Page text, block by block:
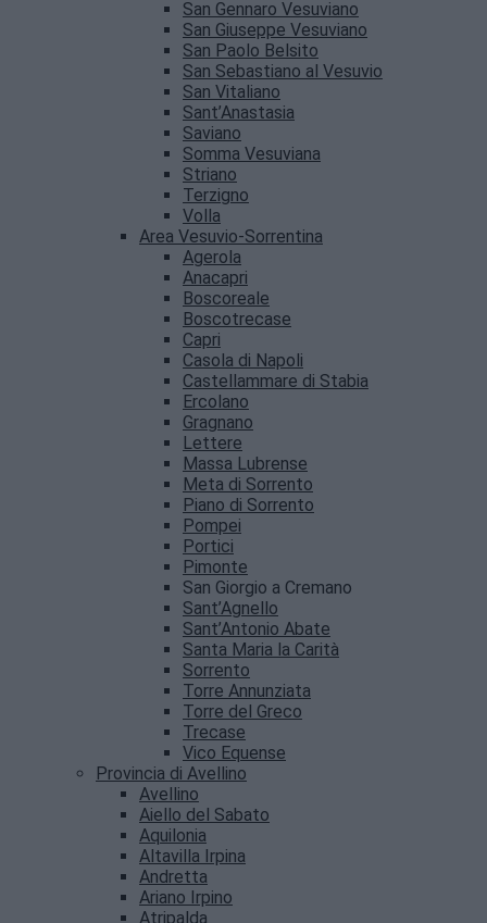
San Gennaro Vesuviano
San Giuseppe Vesuviano
San Paolo Belsito
San Sebastiano al Vesuvio
San Vitaliano
Sant’Anastasia
Saviano
Somma Vesuviana
Striano
Terzigno
Volla
Area Vesuvio-Sorrentina
Agerola
Anacapri
Boscoreale
Boscotrecase
Capri
Casola di Napoli
Castellammare di Stabia
Ercolano
Gragnano
Lettere
Massa Lubrense
Meta di Sorrento
Piano di Sorrento
Pompei
Portici
Pimonte
San Giorgio a Cremano
Sant’Agnello
Sant’Antonio Abate
Santa Maria la Carità
Sorrento
Torre Annunziata
Torre del Greco
Trecase
Vico Equense
Provincia di Avellino
Avellino
Aiello del Sabato
Aquilonia
Altavilla Irpina
Andretta
Ariano Irpino
Atripalda